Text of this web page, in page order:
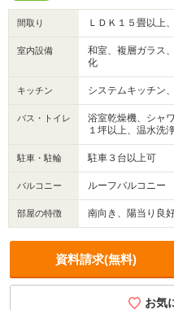
間取り ＬＤＫ１５畳以上
室内設備
和室、複層ガラス
化
キッチン システムキッチン
バス・トイレ
浴室乾燥機、シャ
１坪以上、温水洗
駐車・駐輪 駐車３台以上可
バルコニー ルーフバルコニー
部屋の特徴 南向き、陽当り良
資料請求(無料)
お気